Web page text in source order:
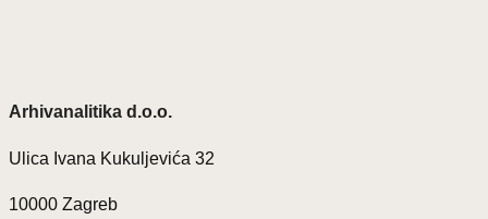
Arhivanalitika d.o.o.
Ulica Ivana Kukuljevića 32
10000 Zagreb